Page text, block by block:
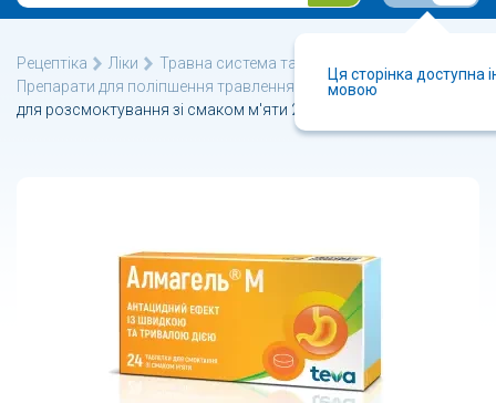
Ця сторінка доступна
мовою
Рецептіка Ліки
Травна система та метаболізм
Препарати для поліпшення травлення
Алмагель М таблетки
для розсмоктування зі смаком м'яти 24 шт.